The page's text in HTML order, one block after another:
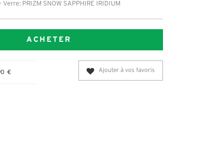
PRIZM SNOW SAPPHIRE IRIDIUM
ACHETER
€ Ajouter à vos favoris